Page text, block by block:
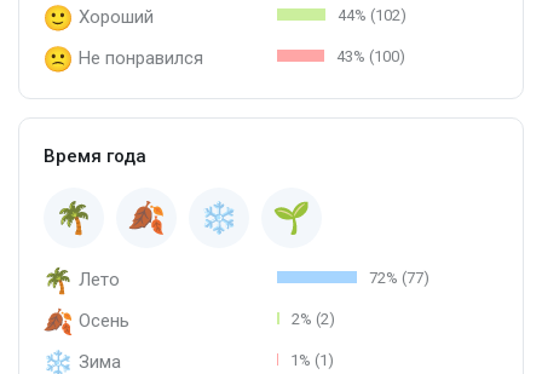
Хороший 44% (102)
Не понравился 43% (100)
Время года
Лето 72% (77)
Осень 2% (2)
Зима 1% (1)